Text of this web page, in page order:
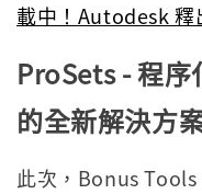
載中！Autodesk
ProSets -程序
的全新解決方
此次，Bonus